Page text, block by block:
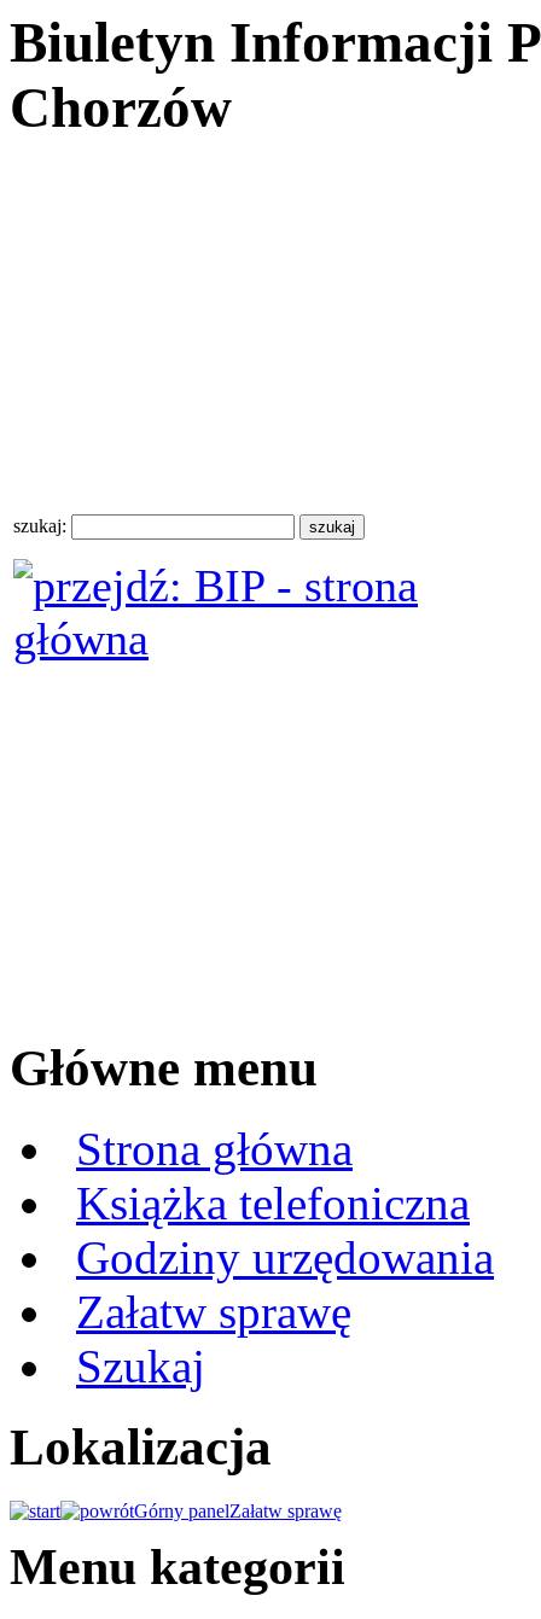
Biuletyn Informacji
Chorzów
szukaj:
Główne menu
Strona główna
Książka telefoniczna
Godziny urzędowania
Załatw sprawę
Szukaj
Lokalizacja
Górny panelZałatw sprawę
Menu kategorii